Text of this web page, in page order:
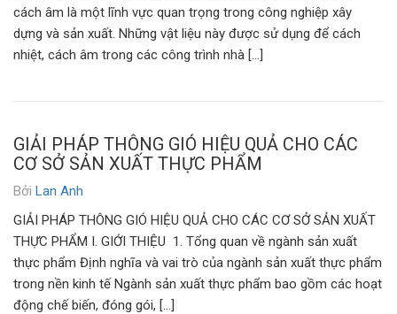
cách âm là một lĩnh vực quan trọng trong công nghiệp xây
dựng và sản xuất. Những vật liệu này được sử dụng để cách
nhiệt, cách âm trong các công trình nhà […]
GIẢI PHÁP THÔNG GIÓ HIỆU QUẢ CHO CÁC
CƠ SỞ SẢN XUẤT THỰC PHẨM
Bởi Lan Anh
GIẢI PHÁP THÔNG GIÓ HIỆU QUẢ CHO CÁC CƠ SỞ SẢN XUẤT
THỰC PHẨM I. GIỚI THIỆU 1. Tổng quan về ngành sản xuất
thực phẩm Định nghĩa và vai trò của ngành sản xuất thực phẩm
trong nền kinh tế Ngành sản xuất thực phẩm bao gồm các hoạt
động chế biến, đóng gói, […]